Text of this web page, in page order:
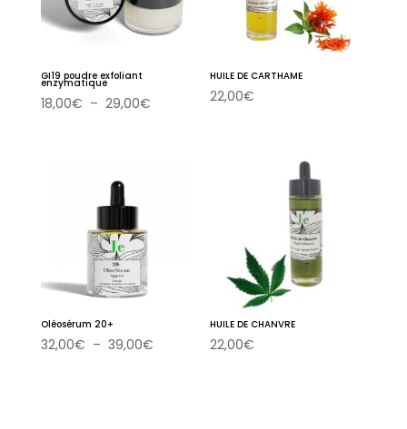
GI19 poudre exfoliant
enzymatique
18,00€ – 29,00€Plage
HUILE DE CARTHAME
22,00€
Oléosérum 20+
32,00€ – 39,00€Plage
HUILE DE CHANVRE
22,00€